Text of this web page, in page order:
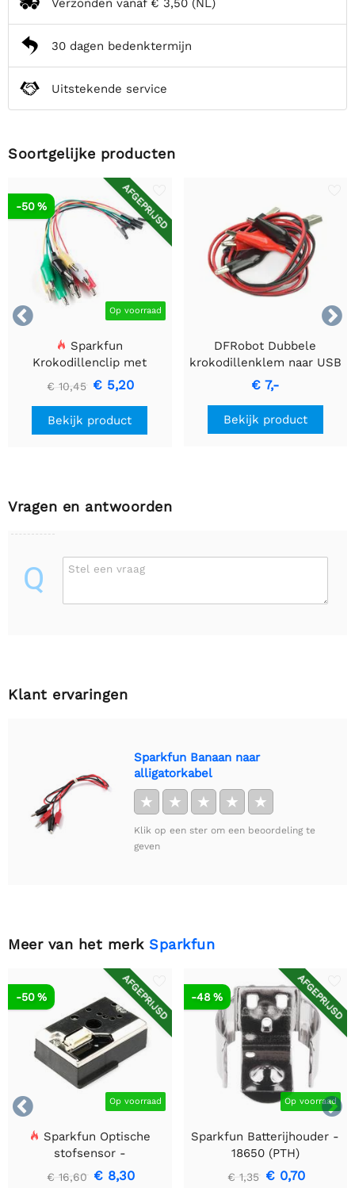
Verzonden vanaf € 3,50 (NL)
30 dagen bedenktermijn
Uitstekende service
Soortgelijke producten


AFGEPRIJSD
Op voorraad
-50 %
Sparkfun
Krokodillenclip met
female header (10-pack)
€ 10,45 € 5,20
Bekijk product
DFRobot Dubbele
krokodillenklem naar USB
male kabelpakket
€ 7,-
Bekijk product
Vragen en antwoorden
Q Stel een vraag
Klant ervaringen
Sparkfun Banaan naar
alligatorkabel
★ ★ ★ ★ ★
Klik op een ster om een beoordeling te
geven
Meer van het merk Sparkfun


AFGEPRIJSD
Op voorraad
-50 %
Sparkfun Optische
stofsensor -
GP2Y1010AU0F
€ 16,60 € 8,30
AFGEPRIJSD
Op voorraad
-48 %
Sparkfun Batterijhouder -
18650 (PTH)
€ 1,35 € 0,70